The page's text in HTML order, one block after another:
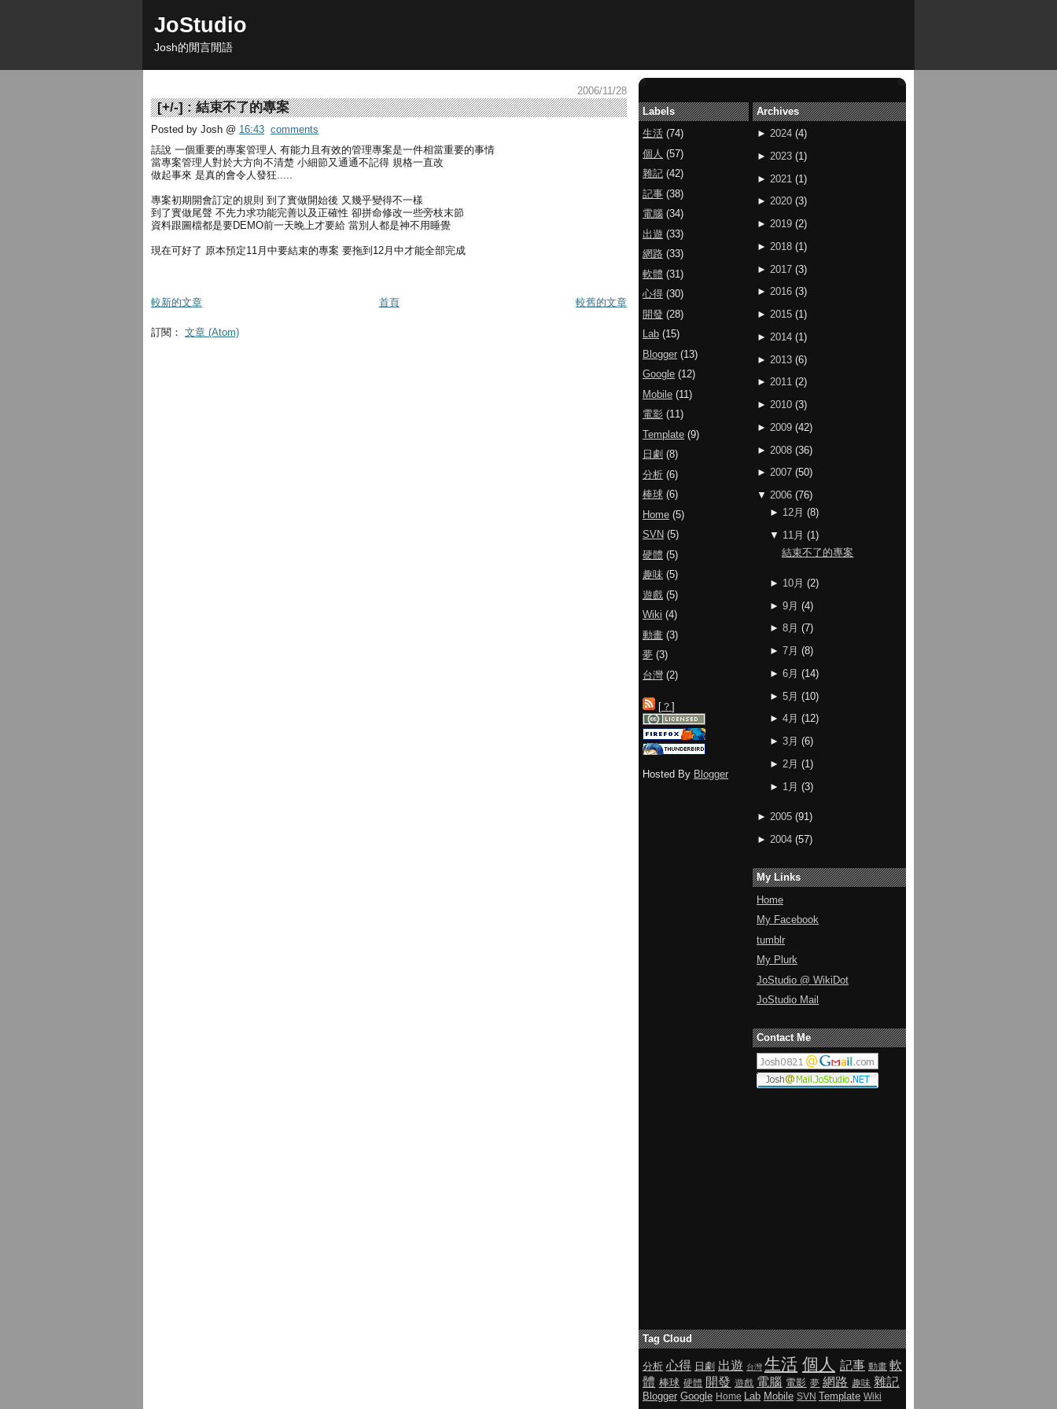
JoStudio
Josh的閒言閒語
2006/11/28
[+/-] :結束不了的專案
Posted by Josh @ 16:43 comments
話說 一個重要的專案管理人 有能力且有效的管理專案是一件相當重要的事情
當專案管理人對於大方向不清楚 小細節又通通不記得 規格一直改
做起事來 是真的會令人發狂.....
專案初期開會訂定的規則 到了實做開始後 又幾乎變得不一樣
到了實做尾聲 不先力求功能完善以及正確性 卻拼命修改一些旁枝末節
資料跟圖檔都是要DEMO前一天晚上才要給 當別人都是神不用睡覺
現在可好了 原本預定11月中要結束的專案 要拖到12月中才能全部完成
較新的文章 較舊的文章
首頁
訂閱： 文章 (Atom)
Archives
► 2024 (4)
► 2023 (1 )
► 2021 (1)
► 2020 (3)
► 2019 (2)
► 2018 (1 )
► 2017 (3)
► 2016 (3)
► 2015 (1)
► 2014 (1 )
► 2013 (6)
► 2011 (2)
► 2010 (3)
► 2009 (42)
► 2008 (36)
► 2007 (50)
▼ 2006 (76)
► 12月 (8)
▼ 11月 (1)
結束不了的專案
► 10月 (2)
► 9月 (4)
► 8月 (7)
► 7月 (8)
► 6月 (14)
► 5月 (10)
► 4月 (12)
► 3月 (6)
► 2月 (1 )
► 1月 (3)
► 2005 (91)
► 2004 (57)
My Links
Home
My Facebook
tumblr
My Plurk
JoStudio @ WikiDot
JoStudio Mail
Contact Me
Labels
生活 (74)
個人 (57)
雜記 (42)
記事 (38)
電腦 (34)
出遊 (33)
網路 (33)
軟體 (31)
心得 (30)
開發 (28)
Lab (15)
Blogger (13)
Google (12)
Mobile (11)
電影 (11)
Template (9)
日劇 (8)
分析 (6)
棒球 (6)
Home (5)
SVN (5)
硬體 (5)
趣味 (5)
遊戲 (5)
Wiki (4)
動畫 (3)
夢 (3)
台灣 (2)
[ ？ ]
Hosted By Blogger
Tag Cloud
分析 心得 日劇 出遊 台灣 生活 個人 記事 動畫 軟
體 棒球 硬體 開發 遊戲 電腦 電影 夢 網路 趣味 雜記
Blogger Google Home Lab Mobile SVN Template Wiki